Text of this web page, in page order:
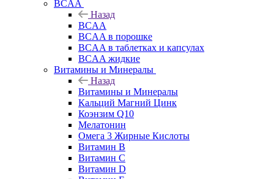
BCAA
Назад
BCAA
BCAA в порошке
BCAA в таблетках и капсулах
BCAA жидкие
Витамины и Минералы
Назад
Витамины и Минералы
Кальций Магний Цинк
Коэнзим Q10
Мелатонин
Омега 3 Жирные Кислоты
Витамин B
Витамин C
Витамин D